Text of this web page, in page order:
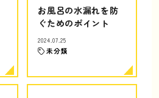
お風呂の水漏れを防
ぐためのポイント
2024.07.25
未分類